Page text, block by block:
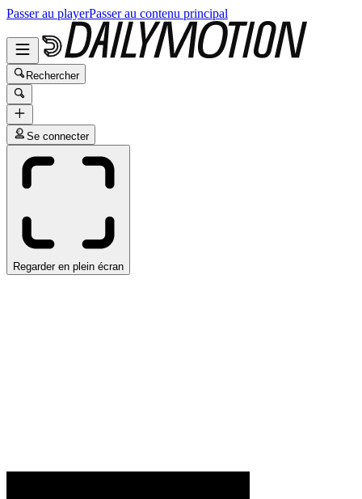
Passer au playerPasser au contenu principal
Rechercher
Se connecter
Regarder en plein écran